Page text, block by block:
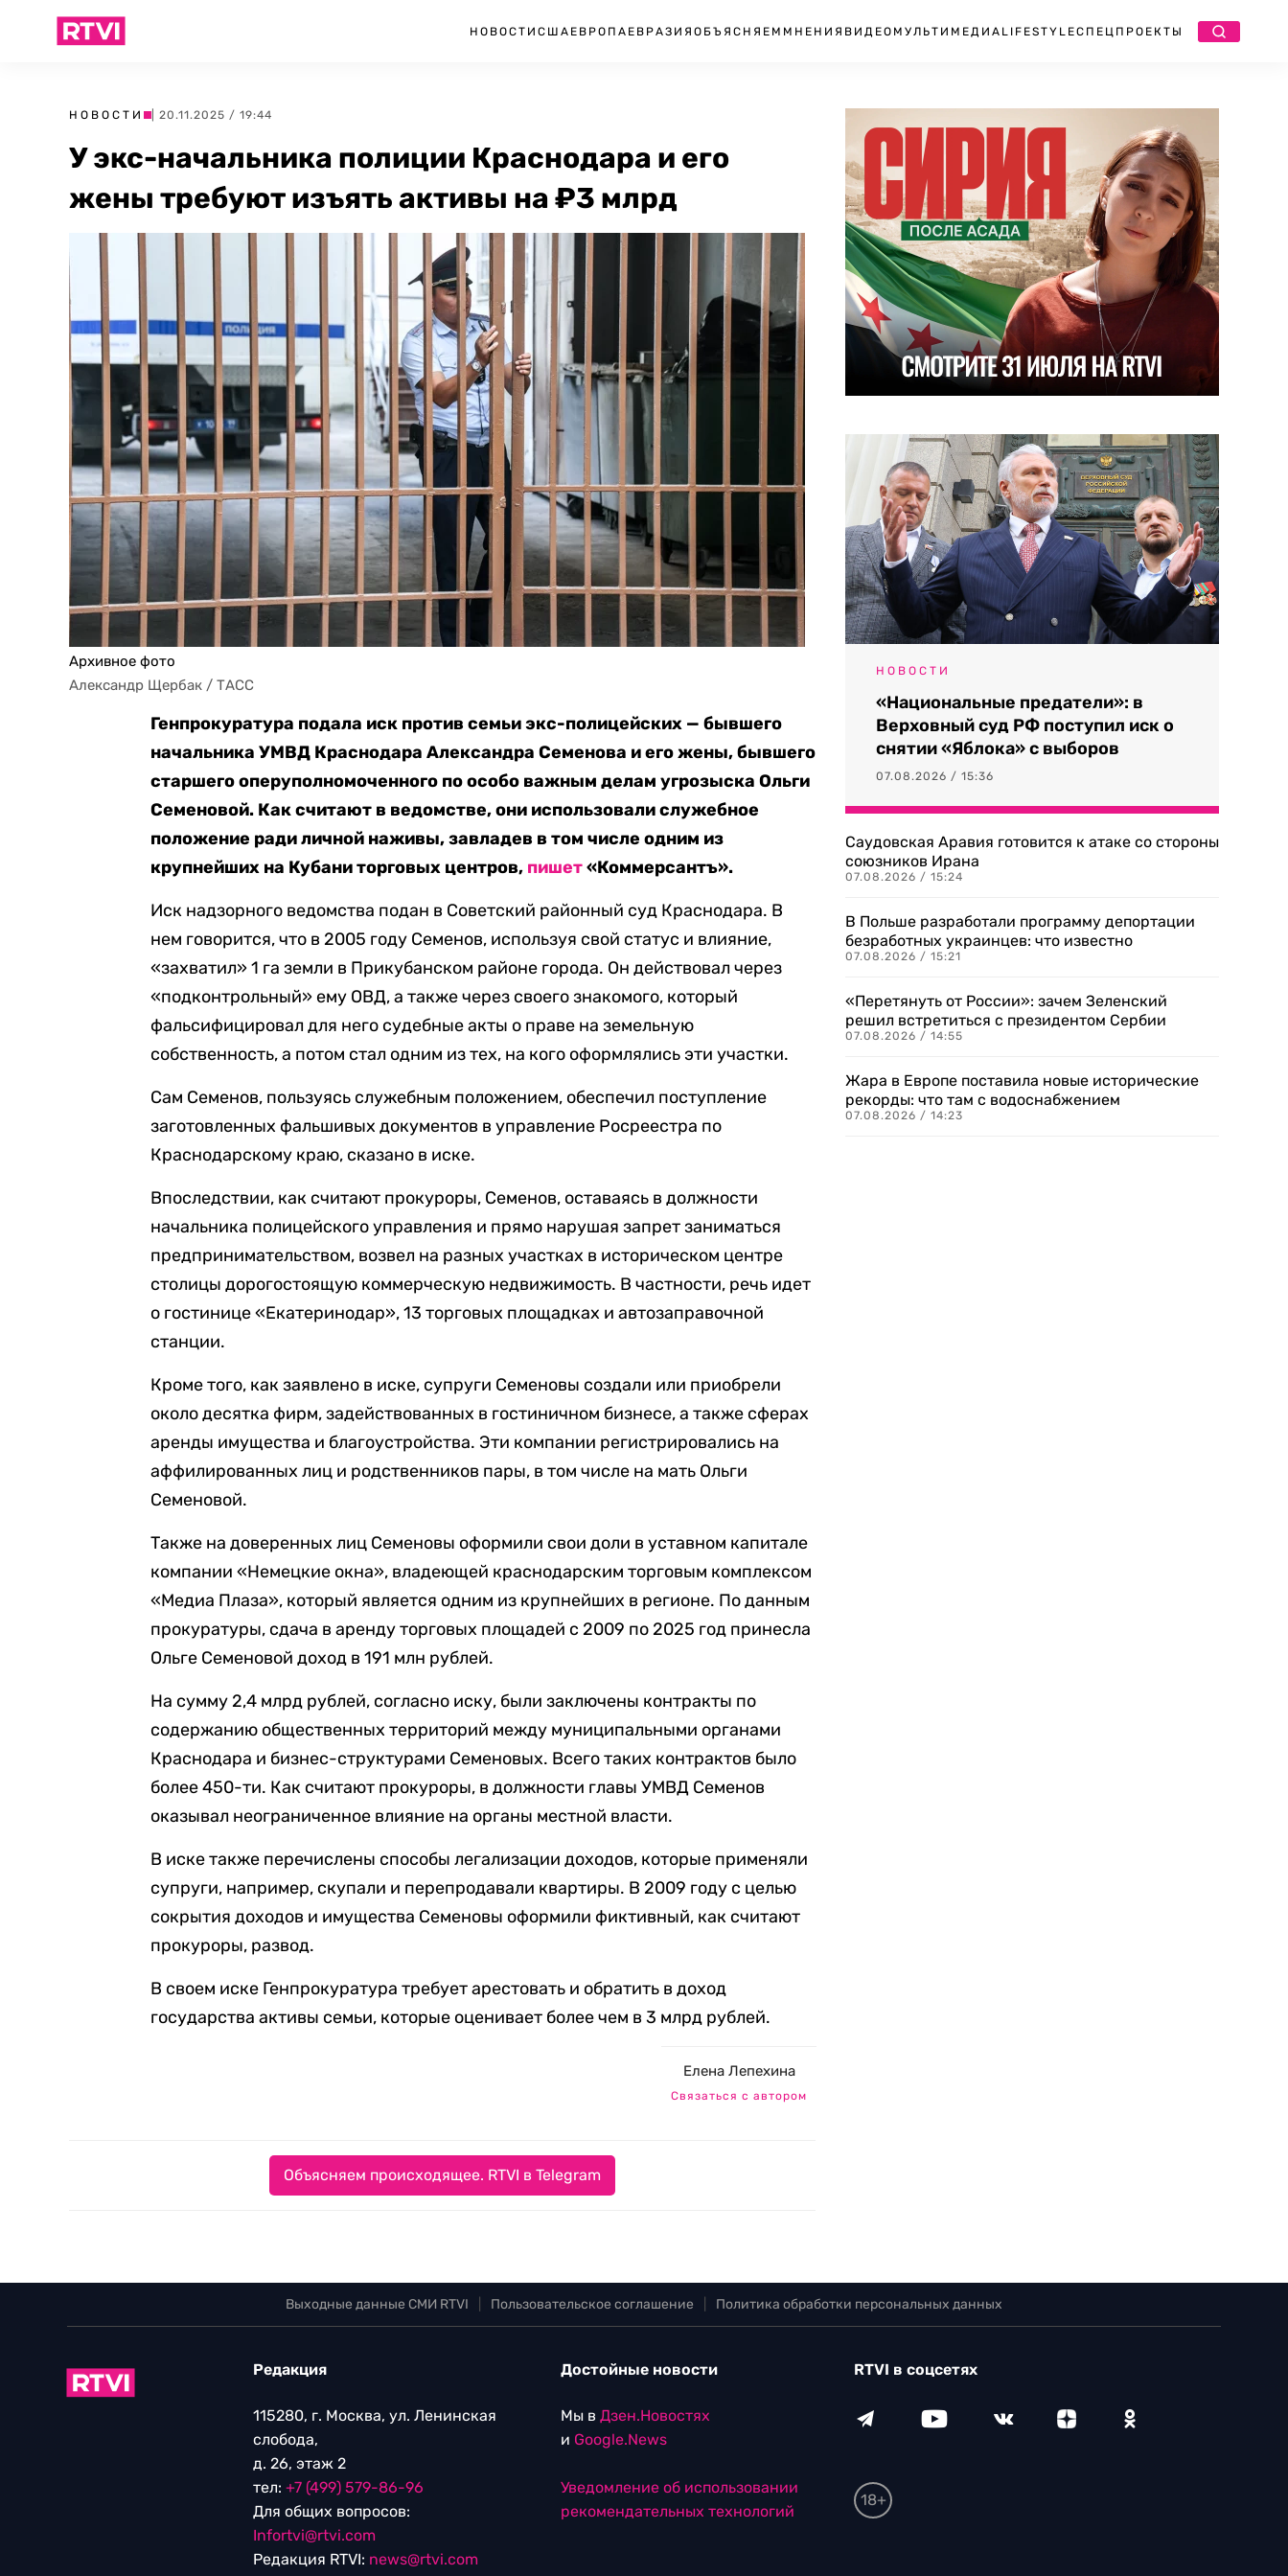
НОВОСТИ США ЕВРОПА ЕВРАЗИЯ ОБЪЯСНЯЕМ МНЕНИЯ ВИДЕО МУЛЬТИМЕДИА LIFESTYLEСПЕЦПРОЕКТЫ
НОВОСТИ | 20.11.2025 / 19:44
У экс-начальника полиции Краснодара и его
жены требуют изъять активы на ₽3 млрд
Архивное фото
Александр Щербак / ТАСС
Генпрокуратура подала иск против семьи экс-полицейских — бывшего
начальника УМВД Краснодара Александра Семенова и его жены, бывшего
старшего оперуполномоченного по особо важным делам угрозыска Ольги
Семеновой. Как считают в ведомстве, они использовали служебное
положение ради личной наживы, завладев в том числе одним из
крупнейших на Кубани торговых центров, пишет«Коммерсантъ».
Иск надзорного ведомства подан в Советский районный суд Краснодара. В
нем говорится, что в 2005 году Семенов, используя свой статус и влияние,
«захватил» 1 га земли в Прикубанском районе города. Он действовал через
«подконтрольный» ему ОВД, а также через своего знакомого, который
фальсифицировал для него судебные акты о праве на земельную
собственность, а потом стал одним из тех, на кого оформлялись эти участки.
Сам Семенов, пользуясь служебным положением, обеспечил поступление
заготовленных фальшивых документов в управление Росреестра по
Краснодарскому краю, сказано в иске.
Впоследствии, как считают прокуроры, Семенов, оставаясь в должности
начальника полицейского управления и прямо нарушая запрет заниматься
предпринимательством, возвел на разных участках в историческом центре
столицы дорогостоящую коммерческую недвижимость. В частности, речь идет
о гостинице «Екатеринодар», 13 торговых площадках и автозаправочной
станции.
Кроме того, как заявлено в иске, супруги Семеновы создали или приобрели
около десятка фирм, задействованных в гостиничном бизнесе, а также сферах
аренды имущества и благоустройства. Эти компании регистрировались на
аффилированных лиц и родственников пары, в том числе на мать Ольги
Семеновой.
Также на доверенных лиц Семеновы оформили свои доли в уставном капитале
компании «Немецкие окна», владеющей краснодарским торговым комплексом
«Медиа Плаза», который является одним из крупнейших в регионе. По данным
прокуратуры, сдача в аренду торговых площадей с 2009 по 2025 год принесла
Ольге Семеновой доход в 191 млн рублей.
На сумму 2,4 млрд рублей, согласно иску, были заключены контракты по
содержанию общественных территорий между муниципальными органами
Краснодара и бизнес-структурами Семеновых. Всего таких контрактов было
более 450-ти. Как считают прокуроры, в должности главы УМВД Семенов
оказывал неограниченное влияние на органы местной власти.
В иске также перечислены способы легализации доходов, которые применяли
супруги, например, скупали и перепродавали квартиры. В 2009 году с целью
сокрытия доходов и имущества Семеновы оформили фиктивный, как считают
прокуроры, развод.
В своем иске Генпрокуратура требует арестовать и обратить в доход
государства активы семьи, которые оценивает более чем в 3 млрд рублей.
Елена Лепехина
Связаться с автором
Объясняем происходящее. RTVI в Telegram
НОВОСТИ
«Национальные предатели»: в
Верховный суд РФ поступил иск о
снятии «Яблока» с выборов
07.08.2026 / 15:36
Саудовская Аравия готовится к атаке со стороны
союзников Ирана
07.08.2026 / 15:24
В Польше разработали программу депортации
безработных украинцев: что известно
07.08.2026 / 15:21
«Перетянуть от России»: зачем Зеленский
решил встретиться с президентом Сербии
07.08.2026 / 14:55
Жара в Европе поставила новые исторические
рекорды: что там с водоснабжением
07.08.2026 / 14:23
Выходные данные СМИ RTVI Пользовательское соглашение Политика обработки персональных данных
Редакция
115280, г. Москва, ул. Ленинская
слобода,
д. 26, этаж 2
тел: +7 (499) 579-86-96
Для общих вопросов:
Infortvi@rtvi.com
Редакция RTVI: news@rtvi.com
Достойные новости
Мы в Дзен.Новостях
и Google.News
Уведомление об использовании
рекомендательных технологий
RTVI в соцсетях
18+